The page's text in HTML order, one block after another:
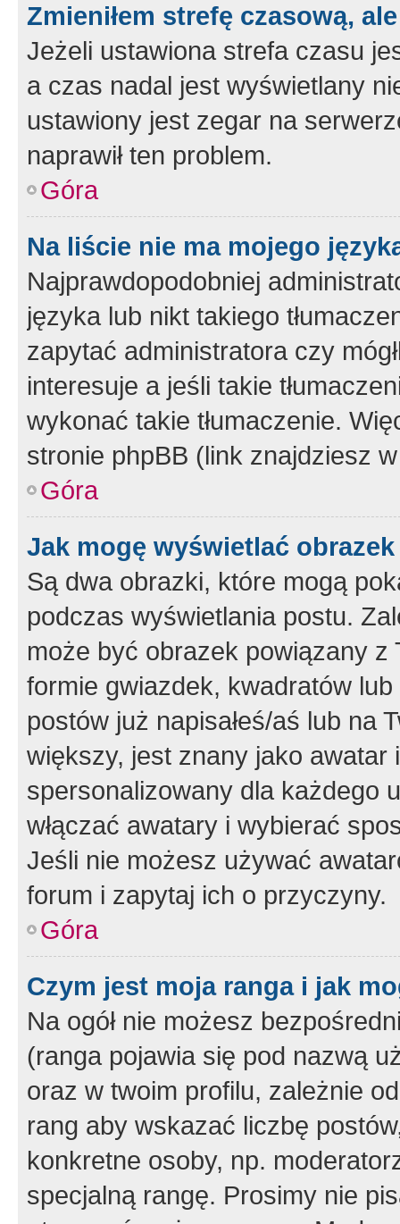
Zmieniłem strefę czasową,
Jeżeli ustawiona strefa czasu
a czas nadal jest wyświetlany
ustawiony jest zegar na
naprawił ten problem.
Góra
Na liście nie ma mojego
Najprawdopodobniej
języka lub nikt takiego
zapytać administratora czy
interesuje a jeśli takie
wykonać takie tłumaczenie.
stronie phpBB (link znajdziesz
Góra
Jak mogę wyświetlać
Są dwa obrazki, które mogą
podczas wyświetlania postu.
może być obrazek powiązany z
formie gwiazdek, kwadratów
postów już napisałeś/aś lub na
większy, jest znany jako
spersonalizowany dla każdego
włączać awatary i wybierać
Jeśli nie możesz używać
forum i zapytaj ich o przyczyny.
Góra
Czym jest moja ranga i jak
Na ogół nie możesz
(ranga pojawia się pod nazwą
oraz w twoim profilu, zależnie
rang aby wskazać liczbę
konkretne osoby, np.
specjalną rangę. Prosimy nie